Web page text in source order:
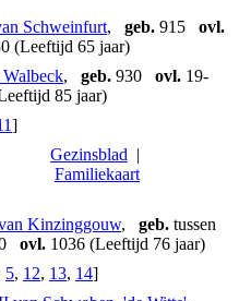
Schweinfurt, geb. 915 ovl.
(Leeftijd 65 jaar)
, geb. 930 ovl. 19-
85 jaar)
]
Gezinsblad |
Familiekaart
Kinzinggouw, geb. tussen
ovl. 1036 (Leeftijd 76 jaar)
5, 12, 13, 14]